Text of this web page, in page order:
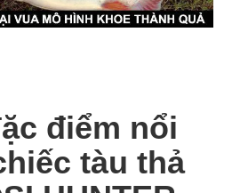
điểm nổi
tàu thả